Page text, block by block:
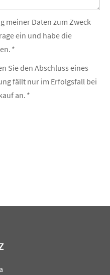
meiner Daten zum Zweck
ein und habe die
*
Sie den Abschluss eines
fällt nur im Erfolgsfall bei
an. *